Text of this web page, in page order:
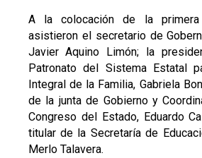
A la colocación de la
asistieron el secretario de
Javier Aquino Limón; la
Patronato del Sistema Estatal
Integral de la Familia, Gabriela
de la junta de Gobierno y
Congreso del Estado, Eduardo
titular de la Secretaría de
Merlo Talavera.